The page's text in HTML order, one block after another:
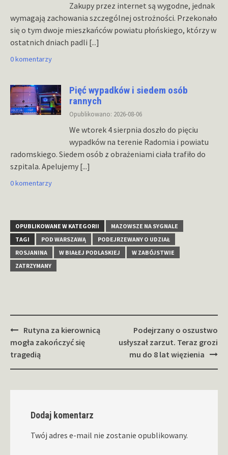
Zakupy przez internet są wygodne, jednak
wymagają zachowania szczególnej ostrożności. Przekonało
się o tym dwoje mieszkańców powiatu płońskiego, którzy w
ostatnich dniach padli [...]
0 komentarzy
Pięć wypadków i siedem osób
rannych
Opublikowano: 2026-08-06
We wtorek 4 sierpnia doszło do pięciu
wypadków na terenie Radomia i powiatu
radomskiego. Siedem osób z obrażeniami ciała trafiło do
szpitala. Apelujemy [...]
0 komentarzy
OPUBLIKOWANE W KATEGORII
MAZOWSZE NA SYGNALE
TAGI
POD WARSZAWĄ
PODEJRZEWANY O UDZIAŁ
ROSJANINA
W BIAŁEJ PODLASKIEJ
W ZABÓJSTWIE
ZATRZYMANY
Zobacz
wpisy
Rutyna za kierownicą
mogła zakończyć się
tragedią
Podejrzany o oszustwo
usłyszał zarzut. Teraz grozi
mu do 8 lat więzienia
Dodaj komentarz
Twój adres e-mail nie zostanie opublikowany.